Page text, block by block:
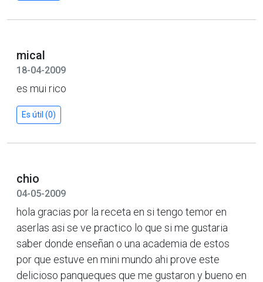
mical
18-04-2009
es mui rico
Es útil (0)
chio
04-05-2009
hola gracias por la receta en si tengo temor en
aserlas asi se ve practico lo que si me gustaria
saber donde enseñan o una academia de estos
por que estuve en mini mundo ahi prove este
delicioso panqueques que me gustaron y bueno en